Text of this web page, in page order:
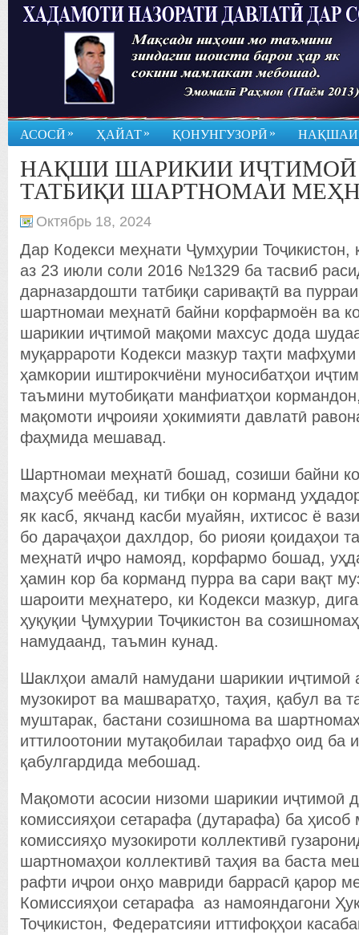
АСОСӢ » ҲАЙАТ» ҚОНУНГУЗОРӢ »
НАҚШИ ШАРИКИИ ИҶТИМОӢ
ТАТБИҚИ ШАРТНОМАИ
Октябрь 18, 2024
Дар Кодекси меҳнати Ҷумҳурии Тоҷикистон,
аз 23 июли соли 2016 №1329 ба тасвиб
дарназардошти татбиқи саривақтӣ ва
шартномаи меҳнатӣ байни корфармоён ва
шарикии иҷтимоӣ мақоми махсус дода
муқаррароти Кодекси мазкур таҳти
ҳамкории иштирокчиёни муносибатҳои
таъмини мутобиқати манфиатҳои
мақомоти иҷроияи ҳокимияти давлатӣ
фаҳмида мешавад.
Шартномаи меҳнатӣ бошад, созиши байни
маҳсуб меёбад, ки тибқи он корманд
як касб, якчанд касби муайян, ихтисос ё
бо дараҷаҳои дахлдор, бо риояи қоидаҳои
меҳнатӣ иҷро намояд, корфармо бошад,
ҳамин кор ба корманд пурра ва сари вақт
шароити меҳнатеро, ки Кодекси мазкур,
ҳуқуқии Ҷумҳурии Тоҷикистон ва
намудаанд, таъмин кунад.
Шаклҳои амалӣ намудани шарикии иҷтимоӣ
музокирот ва машваратҳо, таҳия, қабул ва
муштарак, бастани созишнома ва
иттилоотонии мутақобилаи тарафҳо оид ба
қабулгардида мебошад.
Мақомоти асосии низоми шарикии иҷтимоӣ
комиссияҳои сетарафа (дутарафа) ба
комиссияҳо музокироти коллективӣ
шартномаҳои коллективӣ таҳия ва баста
рафти иҷрои онҳо мавриди баррасӣ қарор
Комиссияҳои сетарафа аз намояндагони
Тоҷикистон, Федератсияи иттифоқҳои